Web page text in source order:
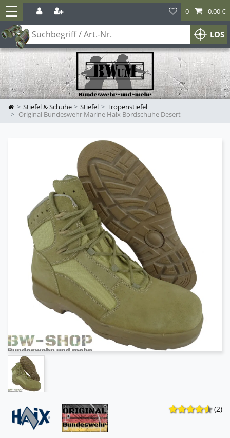
☰
LOS
0 0,00 €
Stiefel & Schuhe Stiefel
Tropenstiefel
Original Bundeswehr Marine Haix Bordschuhe Desert
(2)